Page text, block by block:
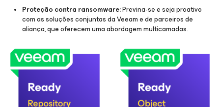
Proteção contra ransomware:Previna-se e seja proativo
com as soluções conjuntas da Veeam e de parceiros de
aliança, que oferecem uma abordagem multicamadas.